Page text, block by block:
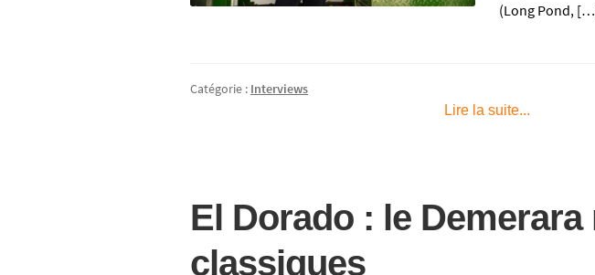
(Long Pond,
Catégorie : Interviews
Lire la suite...
El Dorado : le
classiques